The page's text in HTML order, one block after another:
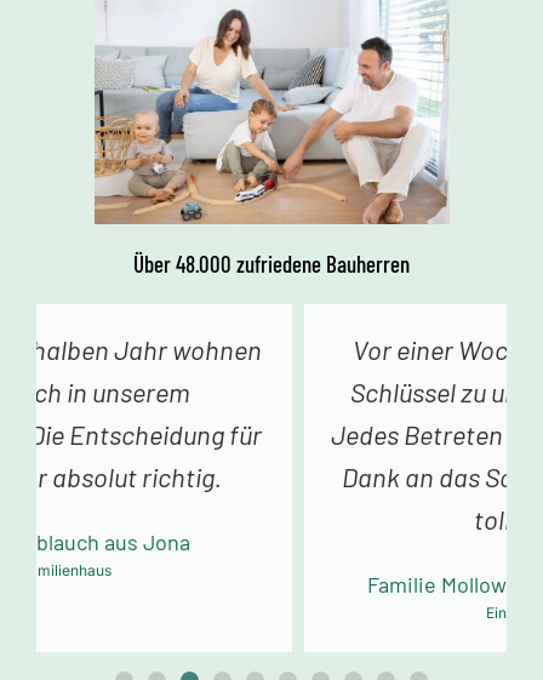
Über 48.000 zufriedene Bauherren
Vor einer Woche erhielten wir den
Schlüssel zu unserem Traumhaus.
Jedes Betreten begeistert uns. Vielen
Dank an das Schwörer-Team für die
Familie Mollowitz aus Eitorf-Mühleip